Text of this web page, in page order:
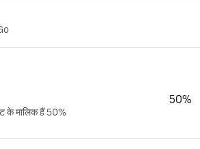
के मालिक हैं 50%
50%